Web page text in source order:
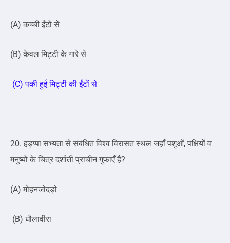
(A) कच्ची ईंटों से
(B) केवल मिट्टी के गारे से
(C) पकी हुई मिट्टी की ईंटों से
20. हड़प्पा सभ्यता से संबंधित विश्व विरासत स्थल जहाँ पशुओं, पक्षियों व
मनुष्यों के चित्र दर्शाती प्राचीन गुफाएँ हैं?
(A) मोहनजोदड़ो
(B) धौलावीरा